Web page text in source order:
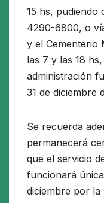
15 hs, pudiendo
4290-6800, o
y el Cementerio
las 7 y las 18
administración
31 de diciembre
Se recuerda
permanecerá
que el servicio
funcionará
diciembre por la